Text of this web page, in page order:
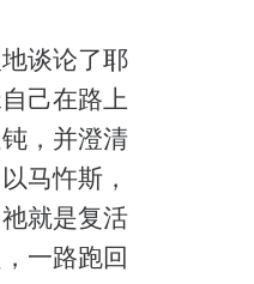
谈论了耶
己在路上
，并澄清
马忤斯，
就是复活
一路跑回